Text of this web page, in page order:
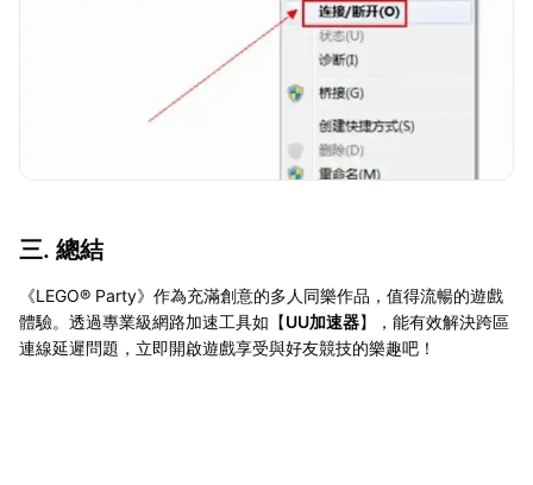
三. 總結
《LEGO® Party》作為充滿創意的多人同樂作品，值得流暢的遊戲
體驗。透過專業級網路加速工具如【UU加速器】，能有效解決跨區
連線延遲問題，立即開啟遊戲享受與好友競技的樂趣吧！